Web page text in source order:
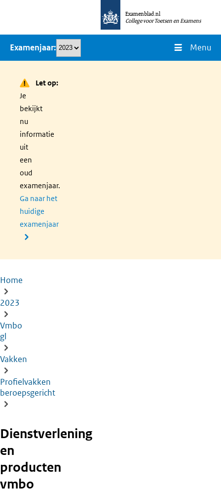
naar
inhoud
Examenblad.nl
College voor Toetsen en Examens
Examenjaar Menu
Let op:
Je
bekijkt
nu
informatie
uit
een
oud
examenjaar.
Ga naar het
huidige
examenjaar
Kruimelpad
Home
2023
Vmbo
gl
Vakken
Profielvakken
beroepsgericht
Dienstverlening
en
producten
vmbo